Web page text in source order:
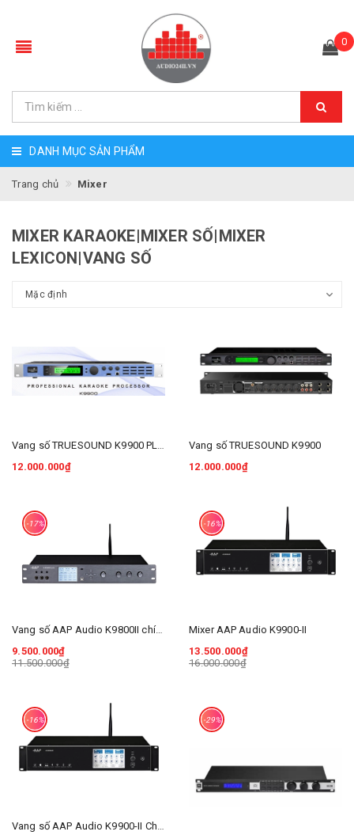
0
DANH MỤC SẢN PHẨM
Trang chủ Mixer
MIXER KARAOKE|MIXER SỐ|MIXER
LEXICON|VANG SỐ
Vang số TRUESOUND K9900 PLUS
12.000.000₫
Vang số TRUESOUND K9900
12.000.000₫
-17%
Vang số AAP Audio K9800II chính hãng
9.500.000₫
11.500.000₫
-16%
Mixer AAP Audio K9900-II
13.500.000₫
16.000.000₫
-16%
Vang số AAP Audio K9900-II Chính Hãng
-29%